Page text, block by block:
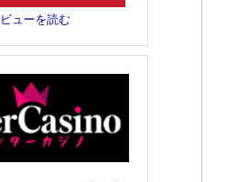
ューを読む